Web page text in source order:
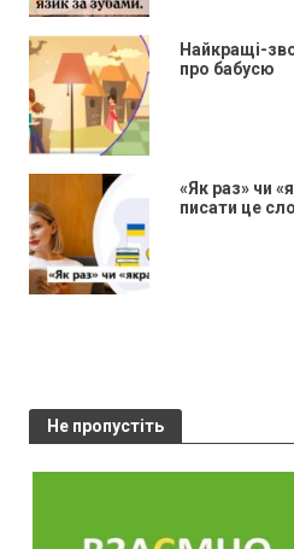
Найкращі-
про бабусю
«Як раз» чи
писати це
Не пропустіть